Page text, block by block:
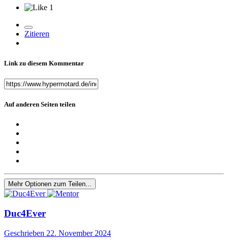
1
Zitieren
Link zu diesem Kommentar
Auf anderen Seiten teilen
Mehr Optionen zum Teilen...
Duc4Ever
Geschrieben 22. November 2024